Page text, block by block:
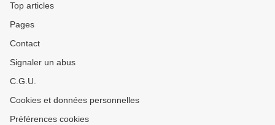
Top articles
Pages
Contact
Signaler un abus
C.G.U.
Cookies et données personnelles
Préférences cookies